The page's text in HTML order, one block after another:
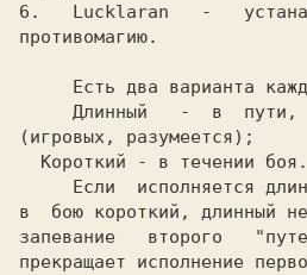
6.   Lucklaran   -
(игровых, разумеется);
в  бою короткий, длинный
запевание   второго
прекращает исполнение